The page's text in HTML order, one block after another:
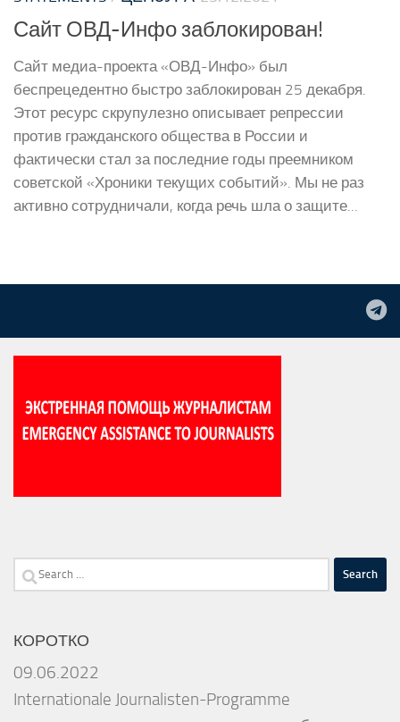
Сайт ОВД-Инфо заблокирован!
Сайт медиа-проекта «ОВД-Инфо» был
беспрецедентно быстро заблокирован 25 декабря.
Этот ресурс скрупулезно описывает репрессии
против гражданского общества в России и
фактически стал за последние годы преемником
советской «Хроники текущих событий». Мы не раз
активно сотрудничали, когда речь шла о защите...
Search
for:
КОРОТКО
09.06.2022
Internationale Journalisten-Programme